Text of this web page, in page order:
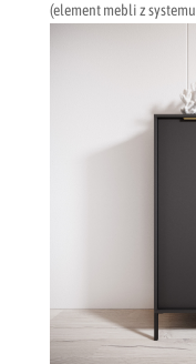
(element mebli z systemu